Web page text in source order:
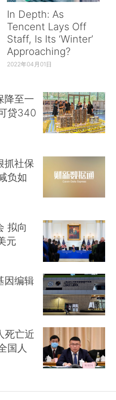
In Depth: As
Tencent Lays Off
Staff, Is Its ‘Winter’
Approaching?
2022年04月01日
降至一
贷340
抓社保
负如
拟向
元
因编辑
死亡近
国人